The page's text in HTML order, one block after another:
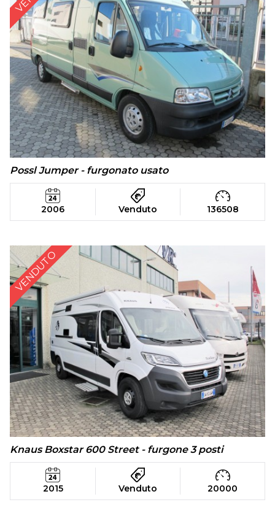
Possl Jumper - furgonato usato
2006 Venduto 136508
VENDUTO
Knaus Boxstar 600 Street - furgone 3 posti
2015 Venduto 20000